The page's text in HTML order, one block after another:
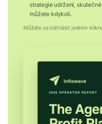
strategie udržení,
můžete kdykoli.
Můžete se odhlásit jedním